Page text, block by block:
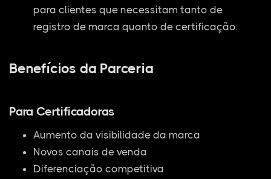
para clientes que necessitam tanto de
registro de marca quanto de certificação.
Benefícios da Parceria
Para Certificadoras
Aumento da visibilidade da marca
Novos canais de venda
Diferenciação competitiva